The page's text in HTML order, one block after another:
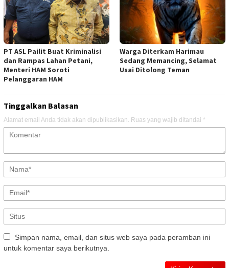
PT ASL Pailit Buat Kriminalisi
dan Rampas Lahan Petani,
Menteri HAM Soroti
Pelanggaran HAM
Warga Diterkam Harimau
Sedang Memancing, Selamat
Usai Ditolong Teman
Tinggalkan Balasan
Alamat email Anda tidak akan dipublikasikan. Ruas yang wajib ditandai *
Simpan nama, email, dan situs web saya pada peramban ini
untuk komentar saya berikutnya.